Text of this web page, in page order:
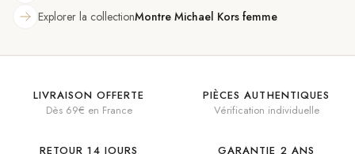
Explorer la collectionMontre Michael Kors femme
LIVRAISON OFFERTE
Dès 69€ en France
PIÈCES AUTHENTIQUES
Vérification individuelle
RETOUR 14 JOURS
GARANTIE 2 ANS